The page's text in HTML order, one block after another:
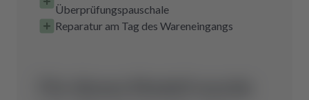
Überprüfungspauschale
Reparatur am Tag des Wareneingangs